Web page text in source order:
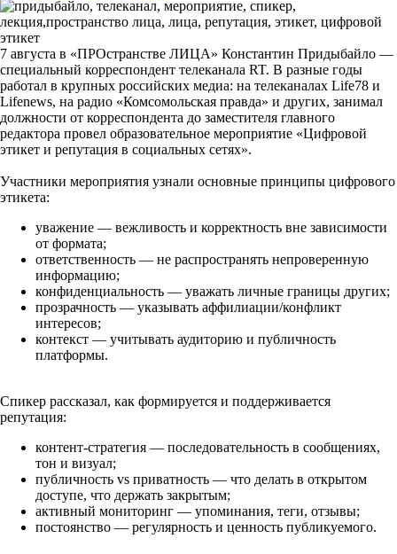
7 августа в «ПРОстранстве ЛИЦА» Константин Придыбайло —
специальный корреспондент телеканала RT. В разные годы
работал в крупных российских медиа: на телеканалах Life78 и
Lifenews, на радио «Комсомольская правда» и других, занимал
должности от корреспондента до заместителя главного
редактора провел образовательное мероприятие «Цифровой
этикет и репутация в социальных сетях».
Участники мероприятия узнали основные принципы цифрового
этикета:
уважение — вежливость и корректность вне зависимости
от формата;
ответственность — не распространять непроверенную
информацию;
конфиденциальность — уважать личные границы других;
прозрачность — указывать аффилиации/конфликт
интересов;
контекст — учитывать аудиторию и публичность
платформы.
Спикер рассказал, как формируется и поддерживается
репутация:
контент-стратегия — последовательность в сообщениях,
тон и визуал;
публичность vs приватность — что делать в открытом
доступе, что держать закрытым;
активный мониторинг — упоминания, теги, отзывы;
постоянство — регулярность и ценность публикуемого.